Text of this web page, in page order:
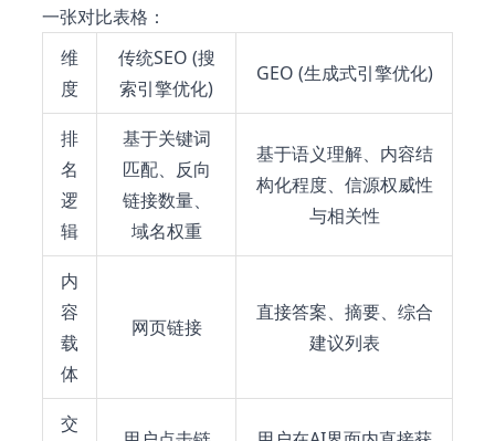
一张对比表格：
维
度
传统SEO (搜
索引擎优化)
GEO (生成式引擎优化)
排
名
逻
辑
基于关键词
匹配、反向
链接数量、
域名权重
基于语义理解、内容结
构化程度、信源权威性
与相关性
内
容
载
体
网页链接
直接答案、摘要、综合
建议列表
交